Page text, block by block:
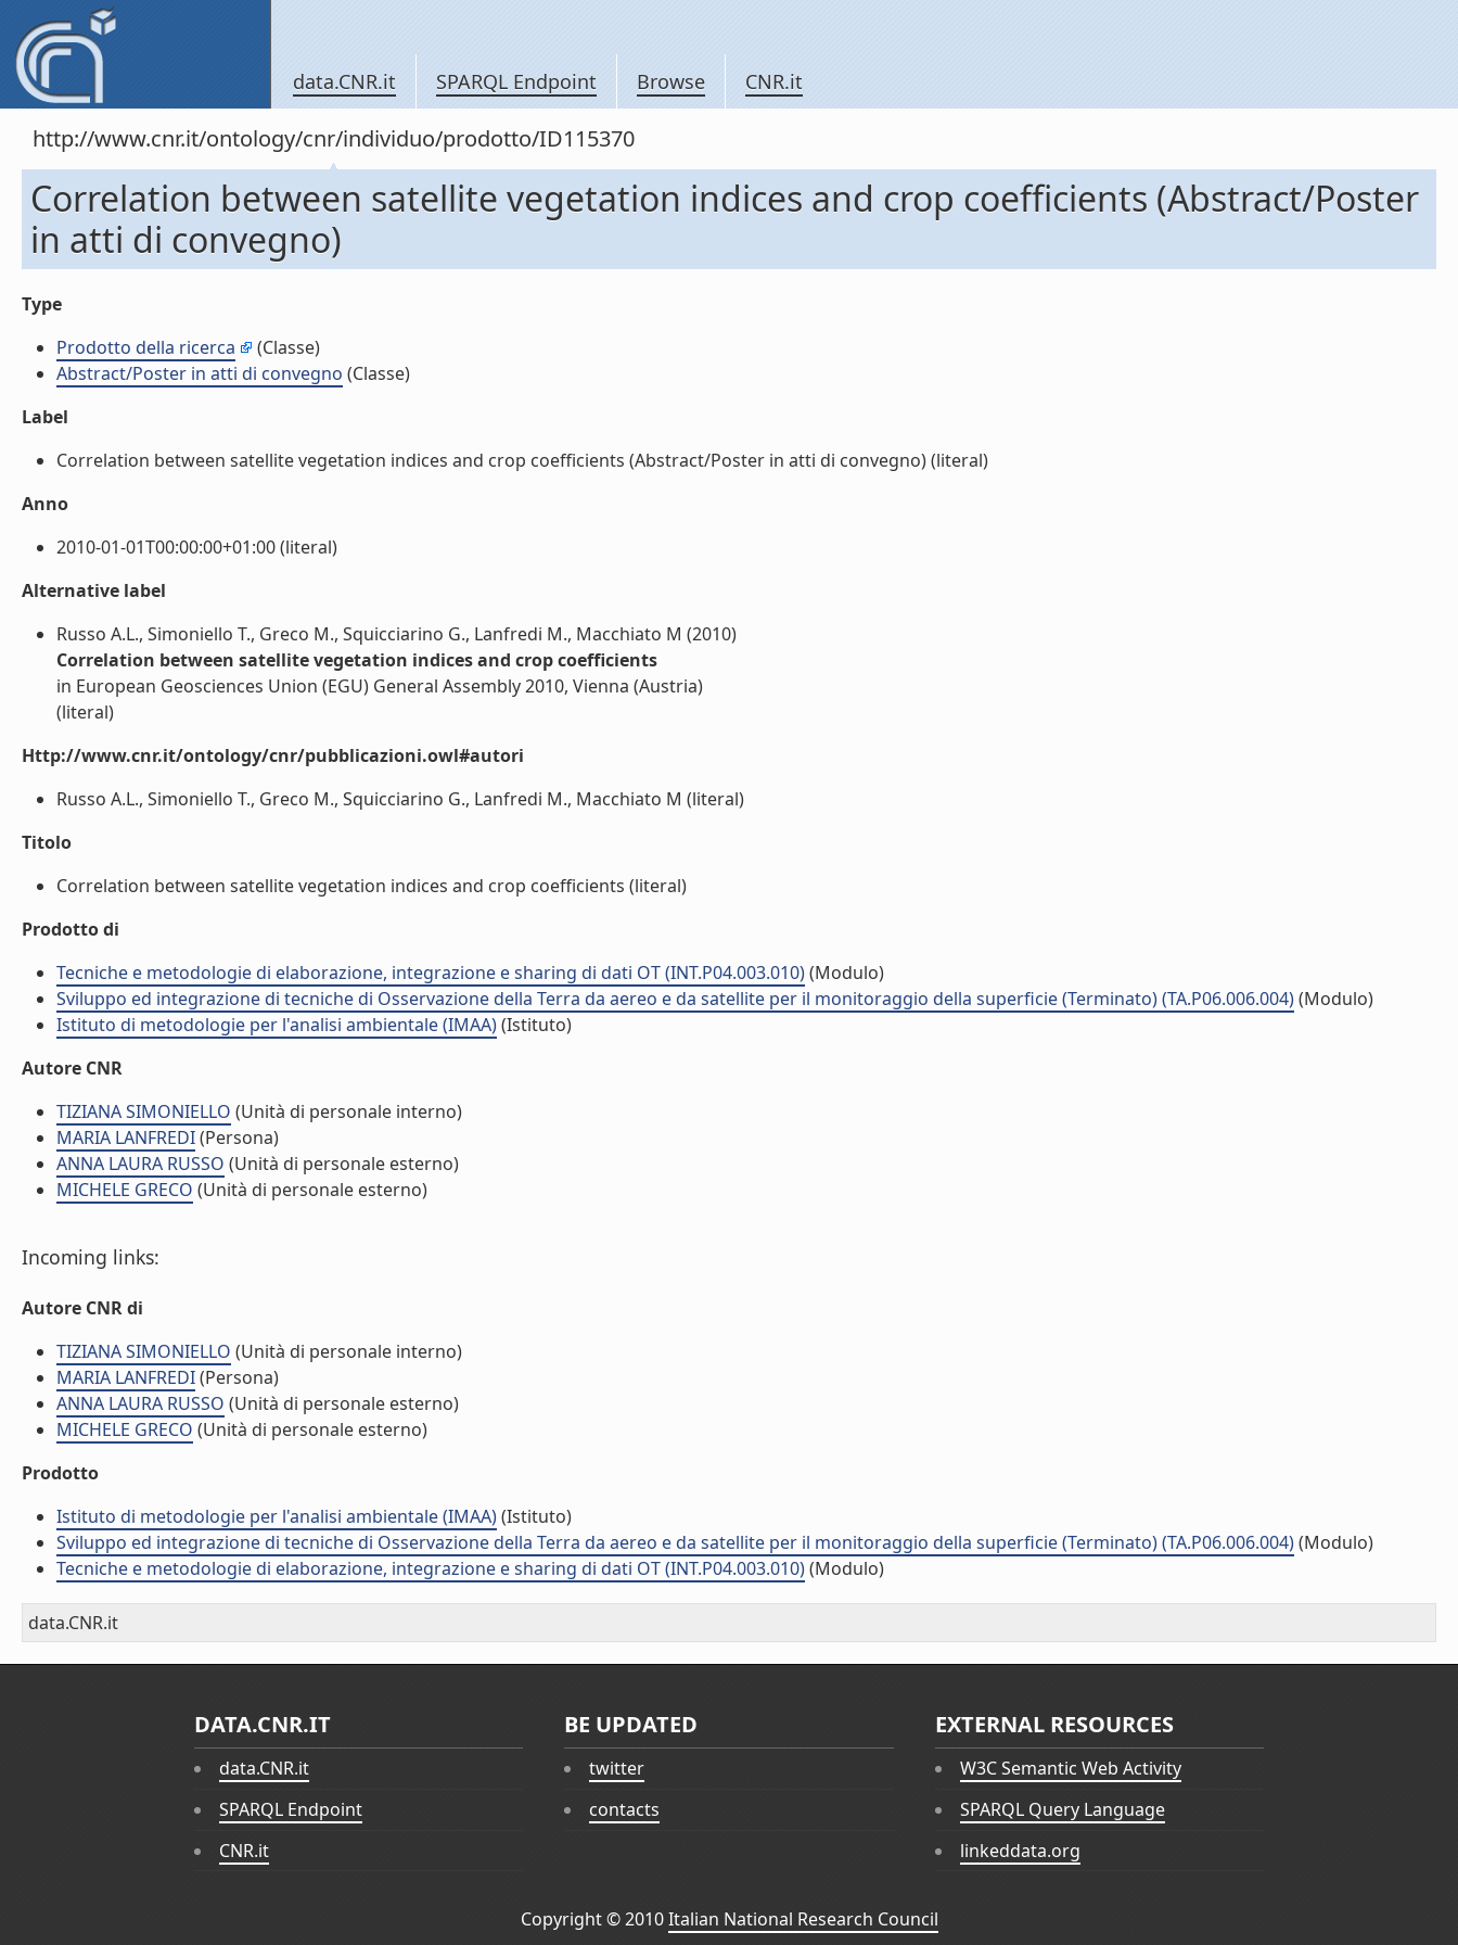
data.CNR.it SPARQL Endpoint Browse CNR.it
http://www.cnr.it/ontology/cnr/individuo/prodotto/ID115370
Correlation between satellite vegetation indices and crop coefficients (Abstract/Poster
in atti di convegno)
Type
Prodotto della ricerca
(Classe)
Abstract/Poster in atti di convegno (Classe)
Label
Correlation between satellite vegetation indices and crop coefficients (Abstract/Poster in atti di convegno) (literal)
Anno
2010-01-01T00:00:00+01:00 (literal)
Alternative label
Russo A.L., Simoniello T., Greco M., Squicciarino G., Lanfredi M., Macchiato M (2010)
Correlation between satellite vegetation indices and crop coefficients
in European Geosciences Union (EGU) General Assembly 2010, Vienna (Austria)
(literal)
Http://www.cnr.it/ontology/cnr/pubblicazioni.owl#autori
Russo A.L., Simoniello T., Greco M., Squicciarino G., Lanfredi M., Macchiato M (literal)
Titolo
Correlation between satellite vegetation indices and crop coefficients (literal)
Prodotto di
Tecniche e metodologie di elaborazione, integrazione e sharing di dati OT (INT.P04.003.010)(Modulo)
Sviluppo ed integrazione di tecniche di Osservazione della Terra da aereo e da satellite per il monitoraggio della superficie (Terminato) (TA.P06.006.004)(Modulo)
Istituto di metodologie per l'analisi ambientale (IMAA)(Istituto)
Autore CNR
TIZIANA SIMONIELLO (Unità di personale interno)
MARIA LANFREDI(Persona)
ANNA LAURA RUSSO (Unità di personale esterno)
MICHELE GRECO (Unità di personale esterno)
Incoming links:
Autore CNR di
TIZIANA SIMONIELLO (Unità di personale interno)
MARIA LANFREDI(Persona)
ANNA LAURA RUSSO (Unità di personale esterno)
MICHELE GRECO (Unità di personale esterno)
Prodotto
Istituto di metodologie per l'analisi ambientale (IMAA)(Istituto)
Sviluppo ed integrazione di tecniche di Osservazione della Terra da aereo e da satellite per il monitoraggio della superficie (Terminato) (TA.P06.006.004)(Modulo)
Tecniche e metodologie di elaborazione, integrazione e sharing di dati OT (INT.P04.003.010)(Modulo)
data.CNR.it
DATA.CNR.IT
data.CNR.it
SPARQL Endpoint
CNR.it
BE UPDATED
twitter
contacts
EXTERNAL RESOURCES
W3C Semantic Web Activity
SPARQL Query Language
linkeddata.org
Copyright © 2010Italian National Research Council